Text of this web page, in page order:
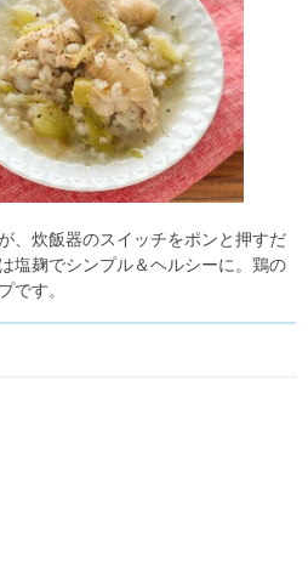
、炊飯器のスイッチをポンと押すだ
塩麹でシンプル＆ヘルシーに。鶏の
です。